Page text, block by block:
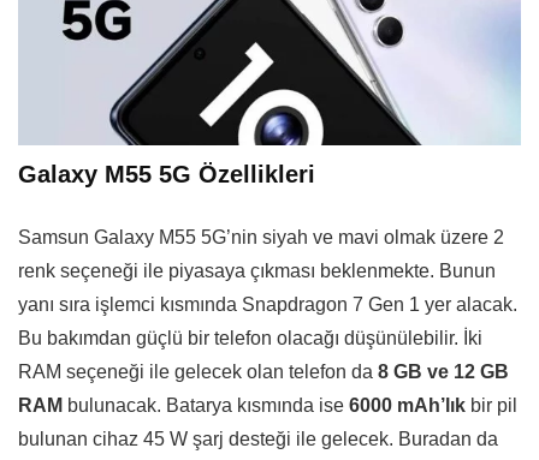
Galaxy M55 5G Özellikleri
Samsun Galaxy M55 5G’nin siyah ve mavi olmak üzere 2
renk seçeneği ile piyasaya çıkması beklenmekte. Bunun
yanı sıra işlemci kısmında Snapdragon 7 Gen 1 yer alacak.
Bu bakımdan güçlü bir telefon olacağı düşünülebilir. İki
RAM seçeneği ile gelecek olan telefon da 8 GB ve 12 GB
RAM bulunacak. Batarya kısmında ise 6000 mAh’lık bir pil
bulunan cihaz 45 W şarj desteği ile gelecek. Buradan da